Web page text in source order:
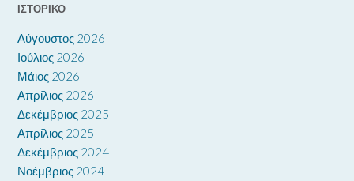
ΙΣΤΟΡΙΚΌ
Αύγουστος 2026
Ιούλιος 2026
Μάιος 2026
Απρίλιος 2026
Δεκέμβριος 2025
Απρίλιος 2025
Δεκέμβριος 2024
Νοέμβριος 2024